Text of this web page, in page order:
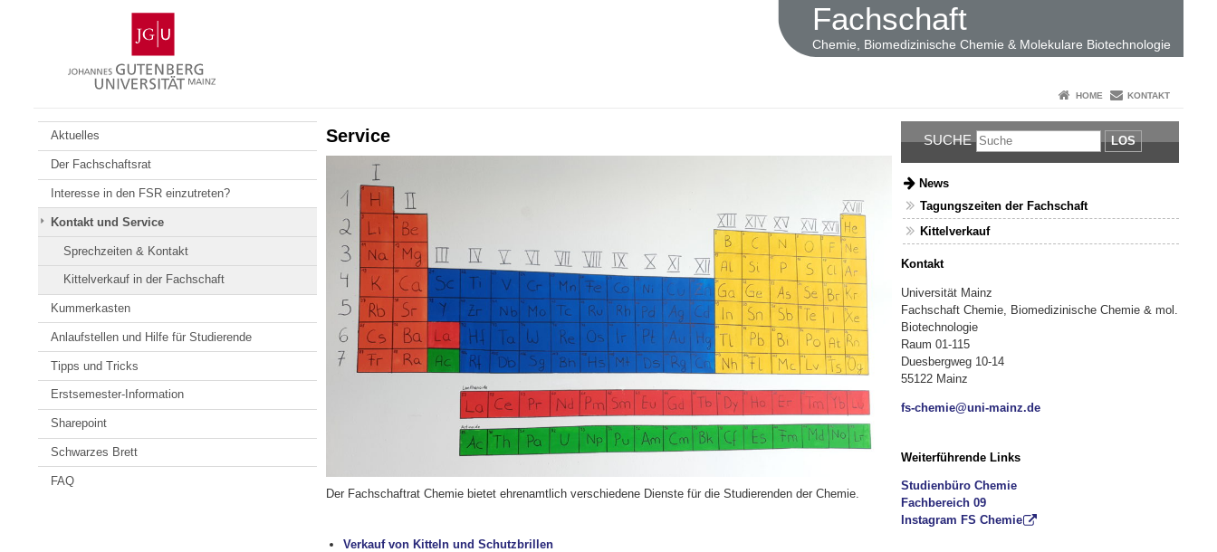
Gutenberg-
Universität
Mainz
Fachschaft
Chemie, Biomedizinische Chemie & Molekulare Biotechnologie
HOME KONTAKT
Aktuelles
Der Fachschaftsrat
Interesse in den FSR einzutreten?
Kontakt und Service
Sprechzeiten & Kontakt
Kittelverkauf in der Fachschaft
Kummerkasten
Anlaufstellen und Hilfe für Studierende
Tipps und Tricks
Erstsemester-Information
Sharepoint
Schwarzes Brett
FAQ
Service
Der Fachschaftrat Chemie bietet ehrenamtlich verschiedene Dienste für die Studierenden der Chemie.
Verkauf von Kitteln und Schutzbrillen
SUCHE LOS
News
Tagungszeiten der Fachschaft
Kittelverkauf
Kontakt
Universität Mainz
Fachschaft Chemie, Biomedizinische Chemie & mol.
Biotechnologie
Raum 01-115
Duesbergweg 10-14
55122 Mainz
fs-chemie@uni-mainz.de
Weiterführende Links
Studienbüro Chemie
Fachbereich 09
Instagram FS Chemie